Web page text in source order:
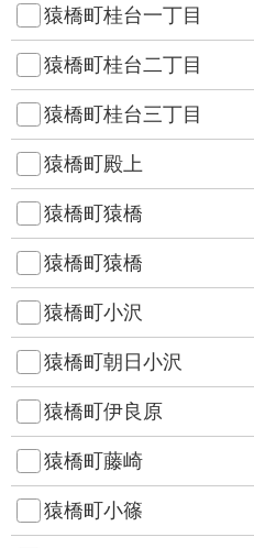
猿橋町桂台一丁目
猿橋町桂台二丁目
猿橋町桂台三丁目
猿橋町殿上
猿橋町猿橋
猿橋町猿橋
猿橋町小沢
猿橋町朝日小沢
猿橋町伊良原
猿橋町藤崎
猿橋町小篠